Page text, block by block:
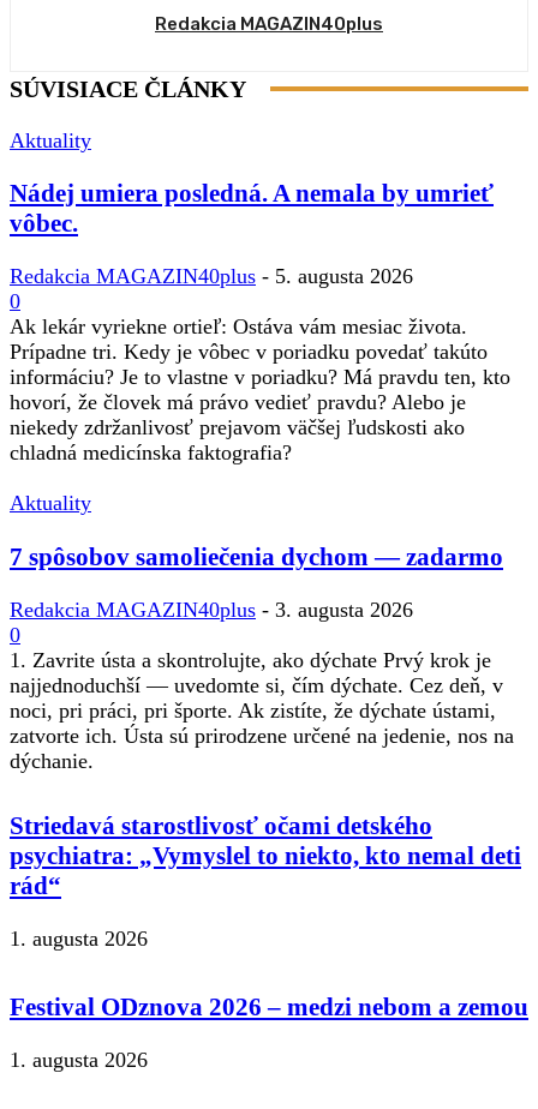
Redakcia MAGAZIN40plus
SÚVISIACE ČLÁNKY
Aktuality
Nádej umiera posledná. A nemala by umrieť
vôbec.
Redakcia MAGAZIN40plus - 5. augusta 2026
0
Ak lekár vyriekne ortieľ: Ostáva vám mesiac života.
Prípadne tri. Kedy je vôbec v poriadku povedať takúto
informáciu? Je to vlastne v poriadku? Má pravdu ten, kto
hovorí, že človek má právo vedieť pravdu? Alebo je
niekedy zdržanlivosť prejavom väčšej ľudskosti ako
chladná medicínska faktografia?
Aktuality
7 spôsobov samoliečenia dychom — zadarmo
Redakcia MAGAZIN40plus - 3. augusta 2026
0
1. Zavrite ústa a skontrolujte, ako dýchate Prvý krok je
najjednoduchší — uvedomte si, čím dýchate. Cez deň, v
noci, pri práci, pri športe. Ak zistíte, že dýchate ústami,
zatvorte ich. Ústa sú prirodzene určené na jedenie, nos na
dýchanie.
Striedavá starostlivosť očami detského
psychiatra: „Vymyslel to niekto, kto nemal deti
rád“
1. augusta 2026
Festival ODznova 2026 – medzi nebom a zemou
1. augusta 2026